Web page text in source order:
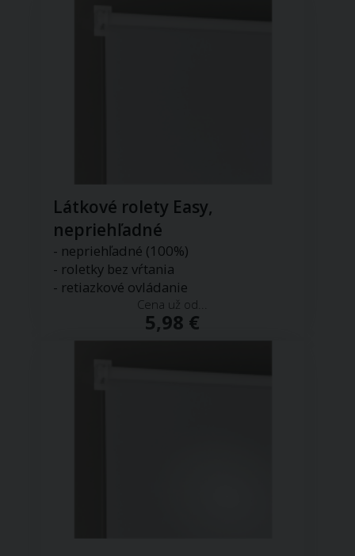
Látkové rolety Easy,
nepriehľadné
- nepriehľadné (100%)
- roletky bez vŕtania
- retiazkové ovládanie
Cena už od...
5,98 €